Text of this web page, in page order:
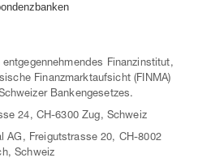
Finanzinstitut,
Finanzmarktaufsicht (FINMA)
Bankengesetzes.
24, CH-6300 Zug, Schweiz
AG, Freigutstrasse 20, CH-8002
Schweiz